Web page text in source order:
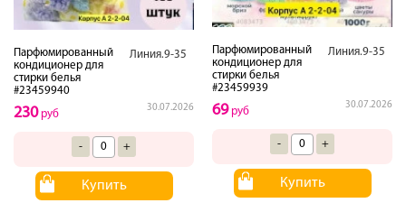
Парфюмированный
кондиционер для
стирки белья
#23459940
Линия.9-35
30.07.2026
230руб
- +
Купить
Парфюмированный
кондиционер для
стирки белья
#23459939
Линия.9-35
30.07.2026
69руб
- +
Купить